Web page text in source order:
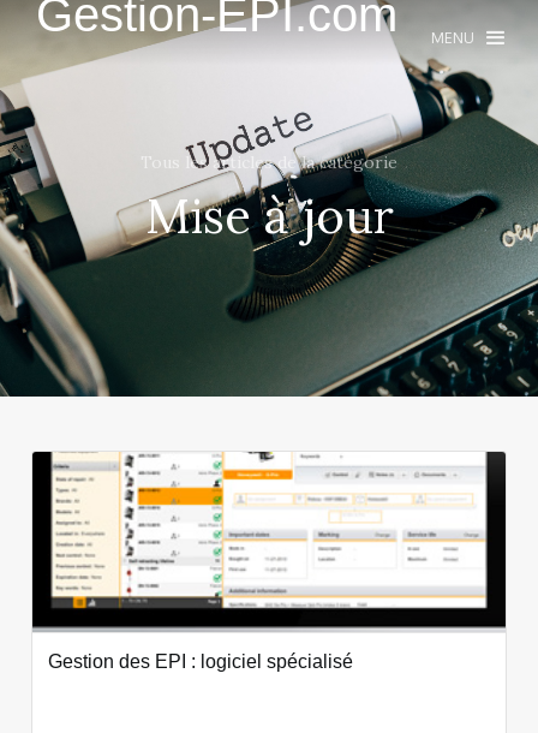
Gestion-EPI.com MENU
Tous les articles de la catégorie
Mise à jour
Gestion des EPI : logiciel spécialisé